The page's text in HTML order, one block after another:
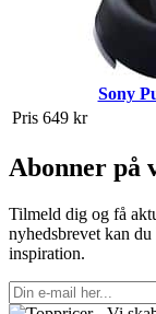
Sony
Pris 649 kr
Abonner på
Tilmeld dig og få
nyhedsbrevet kan
inspiration.